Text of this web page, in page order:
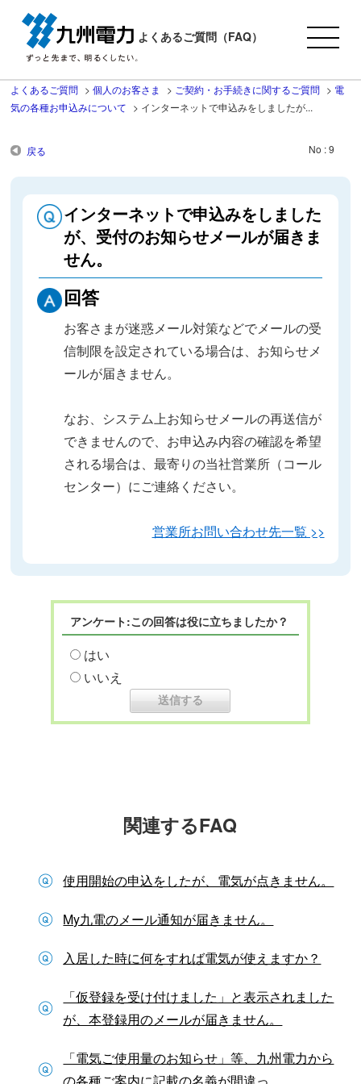
よくあるご質問（FAQ）
よくあるご質問 >個人のお客さま > ご契約・お手続きに関するご質問 > 電
気の各種お申込みについて > インターネットで申込みをしましたが...
戻る No : 9
インターネットで申込みをしました
が、受付のお知らせメールが届きま
せん。
回答
お客さまが迷惑メール対策などでメールの受
信制限を設定されている場合は、お知らせメ
ールが届きません。
なお、システム上お知らせメールの再送信が
できませんので、お申込み内容の確認を希望
される場合は、最寄りの当社営業所（コール
センター）にご連絡ください。
営業所お問い合わせ先一覧 >>
アンケート:この回答は役に立ちましたか？
はい
いいえ
関連するFAQ
使用開始の申込をしたが、電気が点きません。
My九電のメール通知が届きません。
入居した時に何をすれば電気が使えますか？
「仮登録を受け付けました」と表示されました
が、本登録用のメールが届きません。
「電気ご使用量のお知らせ」等、九州電力から
の各種ご案内に記載の名義が間違っ...